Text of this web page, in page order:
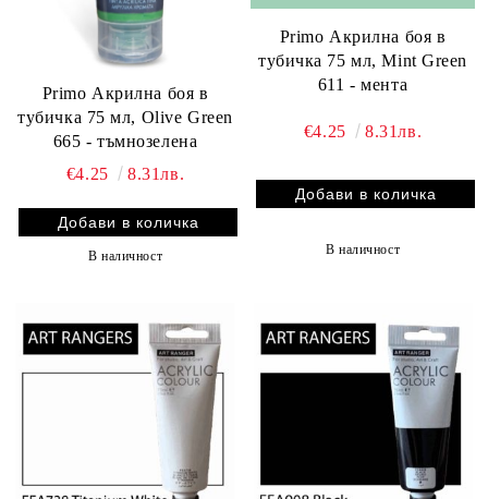
Primo Акрилна боя в
тубичка 75 мл, Olive Green
665 - тъмнозелена
€4.25
8.31лв.
В наличност
Primo Акрилна боя в
тубичка 75 мл, Mint Green
611 - мента
€4.25 8.31лв.
В наличност